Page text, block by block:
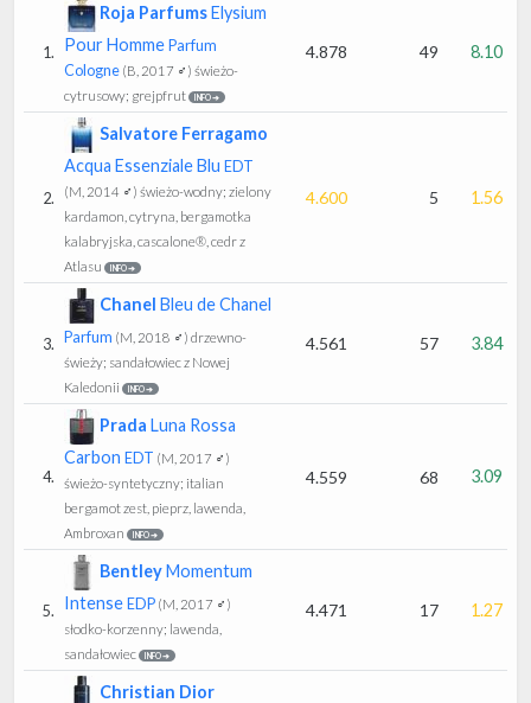
1.
Roja ParfumsElysium
Pour Homme Parfum
Cologne (B, 2017 ♂) świeżo-
cytrusowy; grejpfrut
INFO ➔
4.878 49 8.10
2.
Salvatore Ferragamo
Acqua Essenziale Blu EDT
(M, 2014 ♂) świeżo-wodny; zielony
kardamon, cytryna, bergamotka
kalabryjska, cascalone®, cedr z
Atlasu
INFO ➔
4.600 5 1.56
3.
Chanel Bleu de Chanel
Parfum (M, 2018 ♂) drzewno-
świeży; sandałowiec z Nowej
Kaledonii
INFO ➔
4.561 57 3.84
4.
Prada Luna Rossa
Carbon EDT (M, 2017 ♂)
świeżo-syntetyczny; italian
bergamot zest, pieprz, lawenda,
Ambroxan
INFO ➔
4.559 68 3.09
5.
BentleyMomentum
Intense EDP (M, 2017 ♂)
słodko-korzenny; lawenda,
sandałowiec
INFO ➔
4.471 17 1.27
Christian Dior